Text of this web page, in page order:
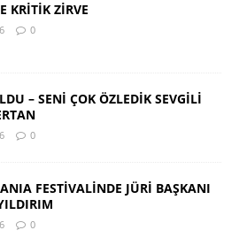
KRİTİK ZİRVE
0
– SENİ ÇOK ÖZLEDİK SEVGİLİ
0
FESTİVALİNDE JÜRİ BAŞKANI
0